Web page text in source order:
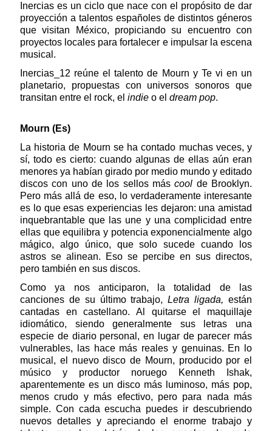
Inercias es un ciclo que nace con el propósito de dar
proyección a talentos españoles de distintos géneros
que visitan México, propiciando su encuentro con
proyectos locales para fortalecer e impulsar la escena
musical.
Inercias_12 reúne el talento de Mourn y Te vi en un
planetario, propuestas con universos sonoros que
transitan entre el rock, el indie o el dream pop.
Mourn (Es)
La historia de Mourn se ha contado muchas veces, y
sí, todo es cierto: cuando algunas de ellas aún eran
menores ya habían girado por medio mundo y editado
discos con uno de los sellos máscool de Brooklyn.
Pero más allá de eso, lo verdaderamente interesante
es lo que esas experiencias les dejaron: una amistad
inquebrantable que las une y una complicidad entre
ellas que equilibra y potencia exponencialmente algo
mágico, algo único, que solo sucede cuando los
astros se alinean. Eso se percibe en sus directos,
pero también en sus discos.
Como ya nos anticiparon, la totalidad de las
canciones de su último trabajo,Letra ligada, están
cantadas en castellano. Al quitarse el maquillaje
idiomático, siendo generalmente sus letras una
especie de diario personal, en lugar de parecer más
vulnerables, las hace más reales y genuinas. En lo
musical, el nuevo disco de Mourn, producido por el
músico y productor noruego Kenneth Ishak,
aparentemente es un disco más luminoso, más pop,
menos crudo y más efectivo, pero para nada más
simple. Con cada escucha puedes ir descubriendo
nuevos detalles y apreciando el enorme trabajo y